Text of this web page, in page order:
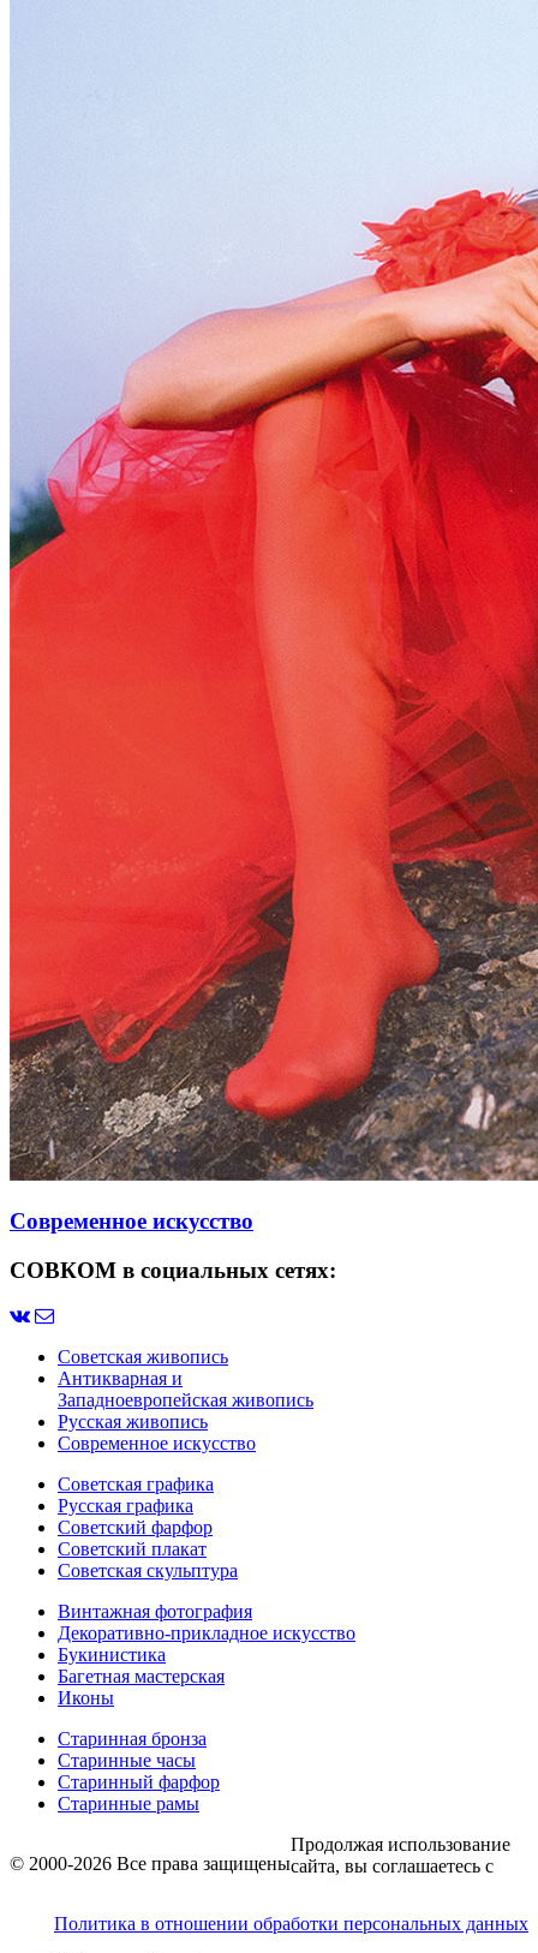
Современное искусство
СОВКОМ в социальных сетях:
Советская живопись
Антикварная и
Западноевропейская живопись
Русская живопись
Современное искусство
Советская графика
Русская графика
Советский фарфор
Советский плакат
Советская скульптура
Винтажная фотография
Декоративно-прикладное искусство
Букинистика
Багетная мастерская
Иконы
Старинная бронза
Старинные часы
Старинный фарфор
Старинные рамы
© 2000-2026 Все права защищены
Политика в отношении обработки персональных данных
Продолжая использование
сайта, вы соглашаетесь с